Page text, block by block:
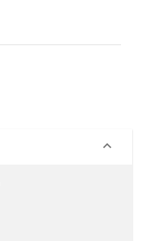
keyboard_arrow_down